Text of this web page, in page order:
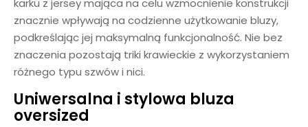
karku z jersey mająca na celu wzmocnienie konstrukcji
znacznie wpływają na codzienne użytkowanie bluzy,
podkreślając jej maksymalną funkcjonalność. Nie bez
znaczenia pozostają triki krawieckie z wykorzystaniem
różnego typu szwów i nici.
Uniwersalna i stylowa bluza
oversized